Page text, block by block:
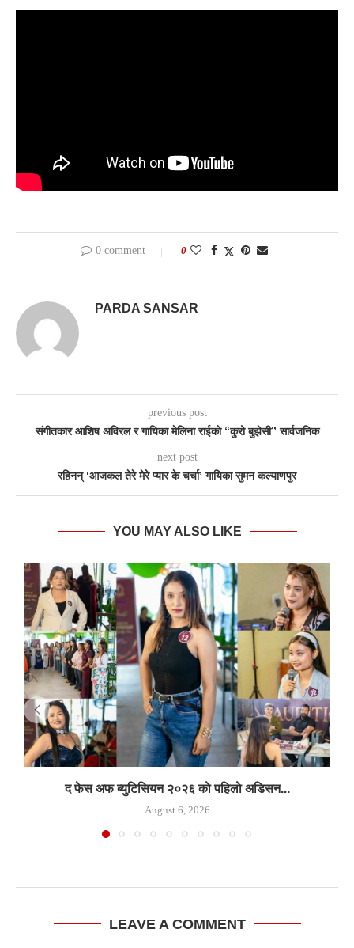
0 comment 0
PARDA SANSAR
previous post
संगीतकार आशिष अविरल र गायिका मेलिना राईकाे “कुरो बुझेसी” सार्वजनिक
next post
रहिनन् ‘आजकल तेरे मेरे प्यार के चर्चा’ गायिका सुमन कल्याणपुर
YOU MAY ALSO LIKE
द फेस अफ ब्युटिसियन २०२६ काे पहिलाे अडिसन...
August 6, 2026
LEAVE A COMMENT